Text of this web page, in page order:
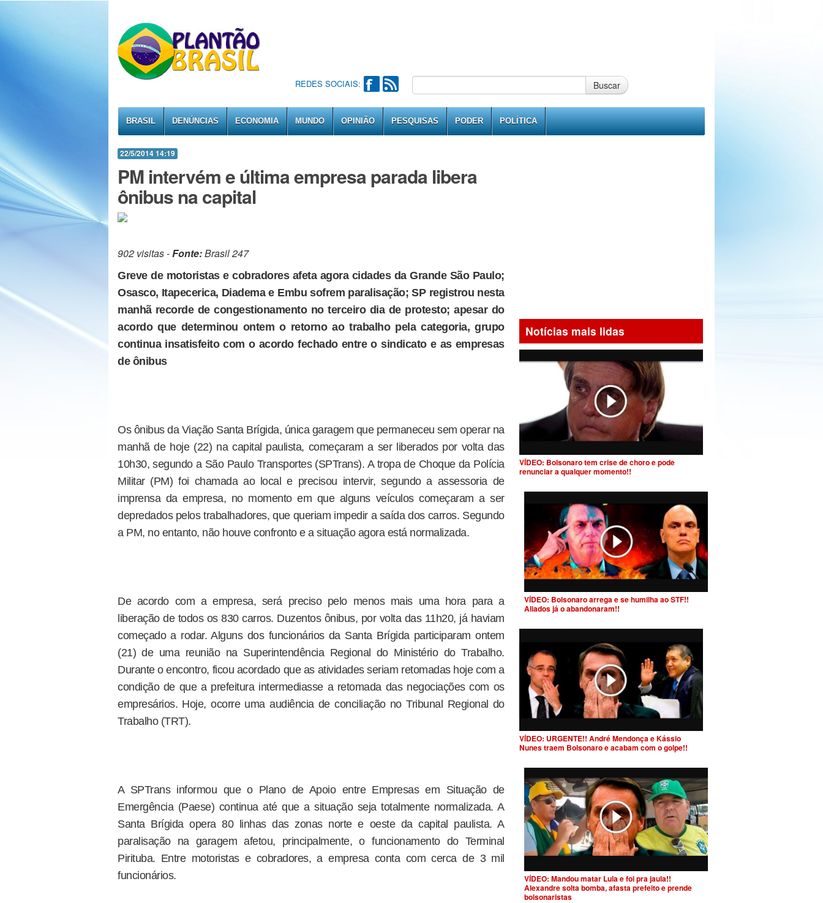
REDES SOCIAIS: Buscar
BRASIL DENÚNCIAS ECONOMIA MUNDO OPINIÃO PESQUISAS PODER POLÍTICA
22/5/2014 14:19
PM intervém e última empresa parada libera
ônibus na capital
902 visitas -Fonte:Brasil 247
Greve de motoristas e cobradores afeta agora cidades da Grande São Paulo;
Osasco, Itapecerica, Diadema e Embu sofrem paralisação; SP registrou nesta
manhã recorde de congestionamento no terceiro dia de protesto; apesar do
acordo que determinou ontem o retorno ao trabalho pela categoria, grupo
continua insatisfeito com o acordo fechado entre o sindicato e as empresas
de ônibus
Os ônibus da Viação Santa Brígida, única garagem que permaneceu sem operar na
manhã de hoje (22) na capital paulista, começaram a ser liberados por volta das
10h30, segundo a São Paulo Transportes (SPTrans). A tropa de Choque da Polícia
Militar (PM) foi chamada ao local e precisou intervir, segundo a assessoria de
imprensa da empresa, no momento em que alguns veículos começaram a ser
depredados pelos trabalhadores, que queriam impedir a saída dos carros. Segundo
a PM, no entanto, não houve confronto e a situação agora está normalizada.
De acordo com a empresa, será preciso pelo menos mais uma hora para a
liberação de todos os 830 carros. Duzentos ônibus, por volta das 11h20, já haviam
começado a rodar. Alguns dos funcionários da Santa Brígida participaram ontem
(21) de uma reunião na Superintendência Regional do Ministério do Trabalho.
Durante o encontro, ficou acordado que as atividades seriam retomadas hoje com a
condição de que a prefeitura intermediasse a retomada das negociações com os
empresários. Hoje, ocorre uma audiência de conciliação no Tribunal Regional do
Trabalho (TRT).
A SPTrans informou que o Plano de Apoio entre Empresas em Situação de
Emergência (Paese) continua até que a situação seja totalmente normalizada. A
Santa Brígida opera 80 linhas das zonas norte e oeste da capital paulista. A
paralisação na garagem afetou, principalmente, o funcionamento do Terminal
Pirituba. Entre motoristas e cobradores, a empresa conta com cerca de 3 mil
funcionários.
Notícias mais lidas
VÍDEO: Bolsonaro tem crise de choro e pode
renunciar a qualquer momento!!
VÍDEO: Bolsonaro arrega e se humilha ao STF!!
Aliados já o abandonaram!!
VÍDEO: URGENTE!! André Mendonça e Kássio
Nunes traem Bolsonaro e acabam com o golpe!!
VÍDEO: Mandou matar Lula e foi pra jaula!!
Alexandre solta bomba, afasta prefeito e prende
bolsonaristas